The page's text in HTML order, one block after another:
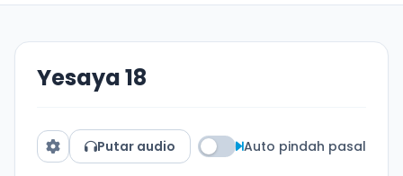
Yesaya 18
Putar audio Auto pindah pasal